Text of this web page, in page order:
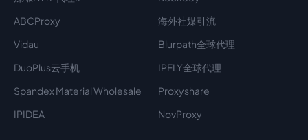
ABCProxy
海外社媒引流
Vidau
Blurpath全球代理
DuoPlus云手机
IPFLY全球代理
Spandex Material Wholesale​
Proxyshare
IPIDEA
NovProxy